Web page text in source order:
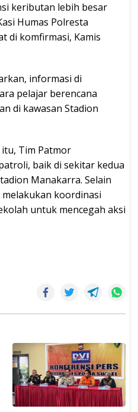
keributan lebih besar
Humas Polresta
di komfirmasi, Kamis
informasi di
pelajar berencana
di kawasan Stadion
Tim Patmor
baik di sekitar kedua
Manakarra. Selain
koordinasi
untuk mencegah aksi